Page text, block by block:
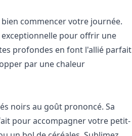
commencer votre journée.
exceptionnelle pour offrir une
profondes en font l'allié parfait
par une chaleur
noirs au goût prononcé. Sa
pour accompagner votre petit-